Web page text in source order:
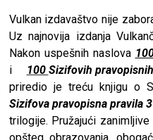
Vulkan izdavaštvonije
Uz najnovija izdanja
Nakon uspešnih naslova
i
100 Sizifovih
priredio je treću knjigu o
Sizifova pravopisna pravila 3
trilogije. Pružajući